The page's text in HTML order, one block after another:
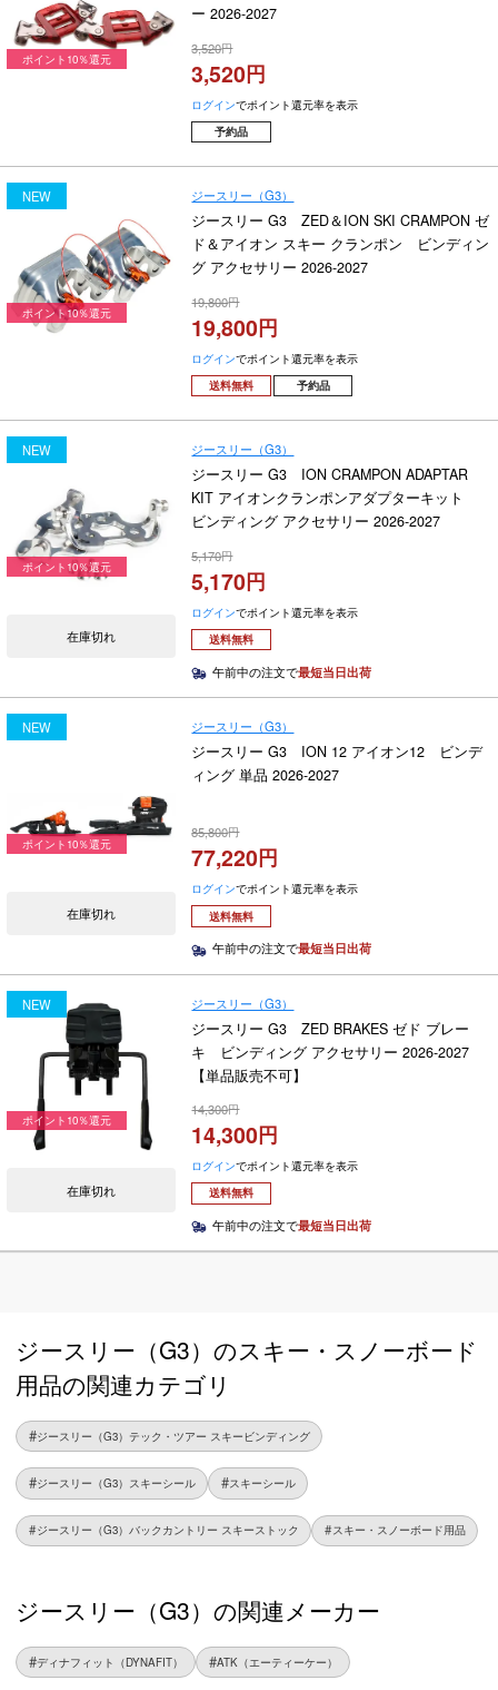
ー 2026-2027
3,520
3,520
ログインでポイント還元率を表示
予約品
ポイント10％還元
NEW ジースリー（G3）
ジースリー G3 ZED＆ION SKI CRAMPON ゼ
ド＆アイオン スキー クランポン ビンディン
グ アクセサリー 2026-2027
19,800
19,800
ログインでポイント還元率を表示
送料無料
予約品
ポイント10％還元
NEW
在庫切れ
ジースリー（G3）
ジースリー G3 ION CRAMPON ADAPTAR
KIT アイオンクランポンアダプターキット
ビンディング アクセサリー 2026-2027
5,170
5,170
ログインでポイント還元率を表示
送料無料
ポイント10％還元
午前中の注文で最短当日出荷
NEW
在庫切れ
ジースリー（G3）
ジースリー G3 ION 12 アイオン12 ビンデ
ィング 単品 2026-2027
85,800
77,220
ログインでポイント還元率を表示
送料無料
ポイント10％還元
午前中の注文で最短当日出荷
NEW
在庫切れ
ジースリー（G3）
ジースリー G3 ZED BRAKES ゼド ブレー
キ ビンディング アクセサリー 2026-2027
【単品販売不可】
14,300
14,300
ログインでポイント還元率を表示
送料無料
ポイント10％還元
午前中の注文で最短当日出荷
ジースリー（G3）のスキー・スノーボード
用品の関連カテゴリ
ジースリー（G3）テック・ツアー スキービンディング
ジースリー（G3）スキーシール スキーシール
ジースリー（G3）バックカントリー スキーストック スキー・スノーボード用品
ジースリー（G3）の関連メーカー
ディナフィット（DYNAFIT） ATK（エーティーケー）